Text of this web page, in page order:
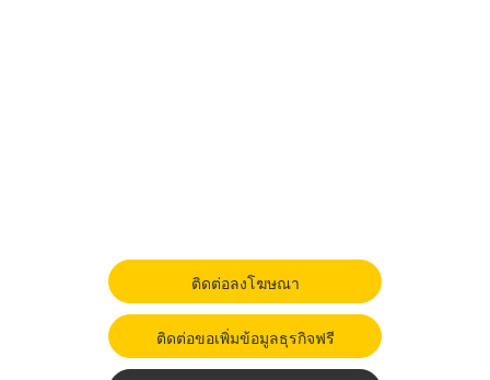
ติดต่อลงโฆษณา
ติดต่อขอเพิ่มข้อมูลธุรกิจฟรี